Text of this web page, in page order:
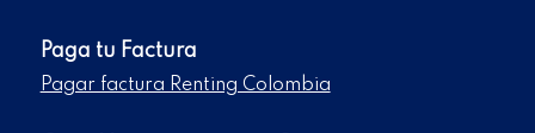
Paga tu Factura
Pagar factura Renting Colombia